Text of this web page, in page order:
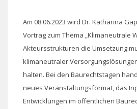
Am 08.06.2023 wird Dr. Katharina
Vortrag zum Thema „Klimaneutrale
Akteursstrukturen die Umsetzung
klimaneutraler
halten. Bei den Baurechtstagen
neues Veranstaltungsformat, das
Entwicklungen im öffentlichen